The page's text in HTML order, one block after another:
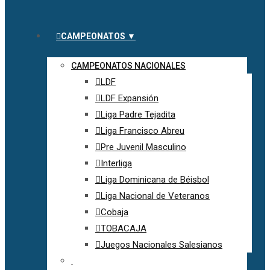
CAMPEONATOS ▼
CAMPEONATOS NACIONALES
LDF
LDF Expansión
Liga Padre Tejadita
Liga Francisco Abreu
Pre Juvenil Masculino
Interliga
Liga Dominicana de Béisbol
Liga Nacional de Veteranos
Cobaja
TOBACAJA
Juegos Nacionales Salesianos